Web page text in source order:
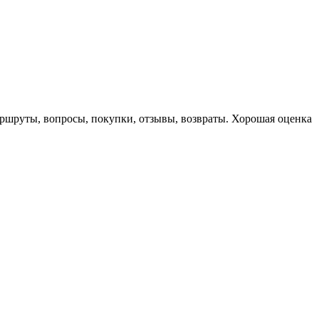
вопросы, покупки, отзывы, возвраты. Хорошая оценка